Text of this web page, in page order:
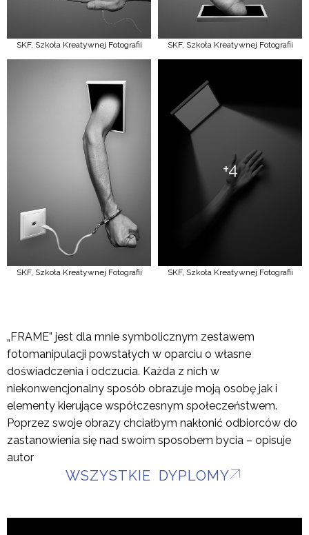
SKF, Szkoła Kreatywnej Fotografii SKF, Szkoła Kreatywnej Fotografii
SKF, Szkoła Kreatywnej Fotografii
+4
SKF, Szkoła Kreatywnej Fotografii
„FRAME” jest dla mnie symbolicznym zestawem
fotomanipulacji powstałych w oparciu o własne
doświadczenia i odczucia. Każda z nich w
niekonwencjonalny sposób obrazuje moją osobę jak i
elementy kierujące współczesnym społeczeństwem.
Poprzez swoje obrazy chciałbym nakłonić odbiorców do
zastanowienia się nad swoim sposobem bycia – opisuje
autor
WSZYSTKIE DYPLOMY